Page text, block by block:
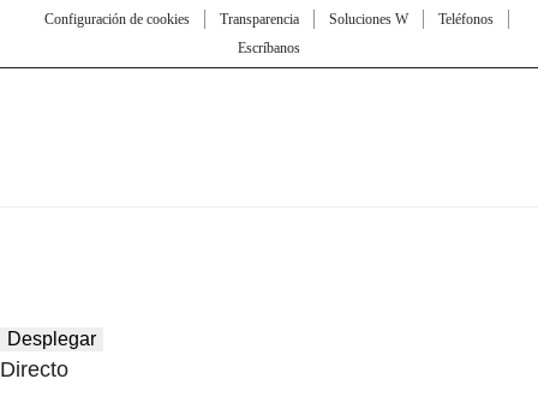
Configuración de cookies
Transparencia Soluciones W
Teléfonos
Escríbanos
Desplegar
Directo